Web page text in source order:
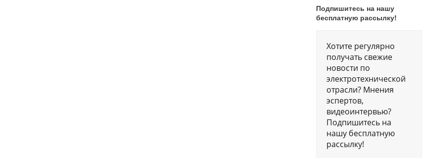
Подпишитесь на нашу
бесплатную рассылку!
Хотите регулярно
получать свежие
новости по
электротехнической
отрасли? Мнения
эспертов,
видеоинтервью?
Подпишитесь на
нашу бесплатную
рассылку!